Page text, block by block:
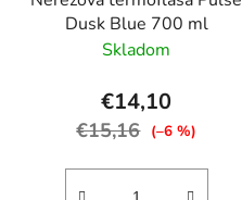
Dusk Blue 700 ml
Skladom
€14,10
€15,16 (–6 %)